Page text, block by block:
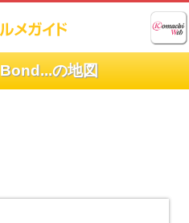
Bond...の地図